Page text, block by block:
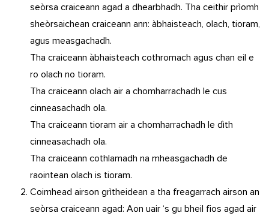
seòrsa craiceann agad a dhearbhadh. Tha ceithir prìomh
sheòrsaichean craiceann ann: àbhaisteach, olach, tioram,
agus measgachadh.
Tha craiceann àbhaisteach cothromach agus chan eil e
ro olach no tioram.
Tha craiceann olach air a chomharrachadh le cus
cinneasachadh ola.
Tha craiceann tioram air a chomharrachadh le dìth
cinneasachadh ola.
Tha craiceann cothlamadh na mheasgachadh de
raointean olach is tioram.
Coimhead airson grìtheidean a tha freagarrach airson an
seòrsa craiceann agad: Aon uair ‘s gu bheil fios agad air